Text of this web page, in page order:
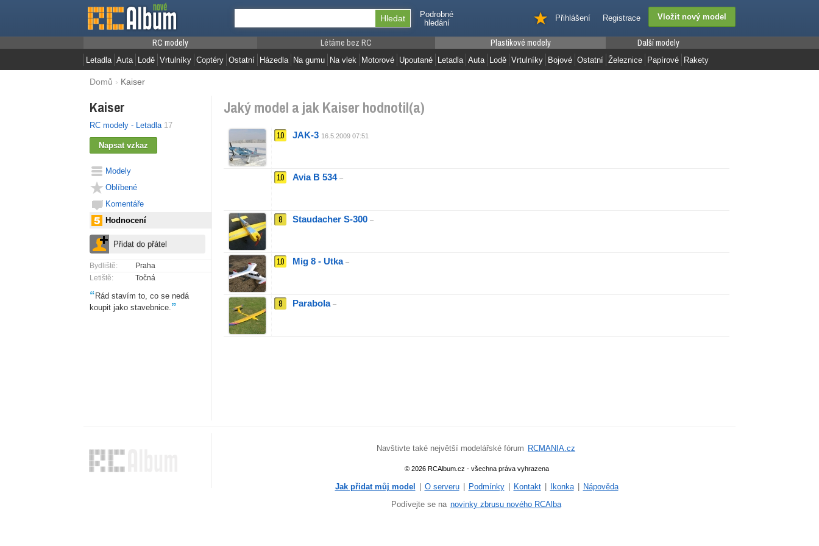
Podrobné
hledání
Registrace
Přihlášení
RC modely
Letadla Auta Lodě Vrtulníky Coptéry Ostatní
Létáme bez RC
Házedla Na gumu Na vlek Motorové Upoutané
Plastikové modely
Letadla Auta Lodě Vrtulníky Bojové Ostatní
Další modely
Železnice Papírové Rakety
Domů › Kaiser
Kaiser
RC modely - Letadla 17
Modely
Oblíbené
Komentáře
Hodnocení
Bydliště:
Praha
Letiště:
Točná
“ Rád stavím to, co se nedá
koupit jako stavebnice.”
Jaký model a jak Kaiser hodnotil(a)
10 JAK-3 16.5.2009 07:51
10 Avia B 534 –
8 Staudacher S-300 –
10 Mig 8 - Utka –
8 Parabola –
Navštivte také největší modelářské fórum RCMANIA.cz
© 2026 RCAlbum.cz - všechna práva vyhrazena
Jak přidat můj model O serveru Podmínky Kontakt Ikonka
Nápověda
Podívejte se na novinky zbrusu nového RCAlba